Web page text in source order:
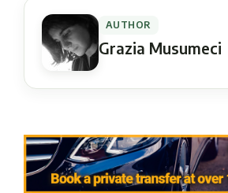
AUTHOR
Grazia Musumeci